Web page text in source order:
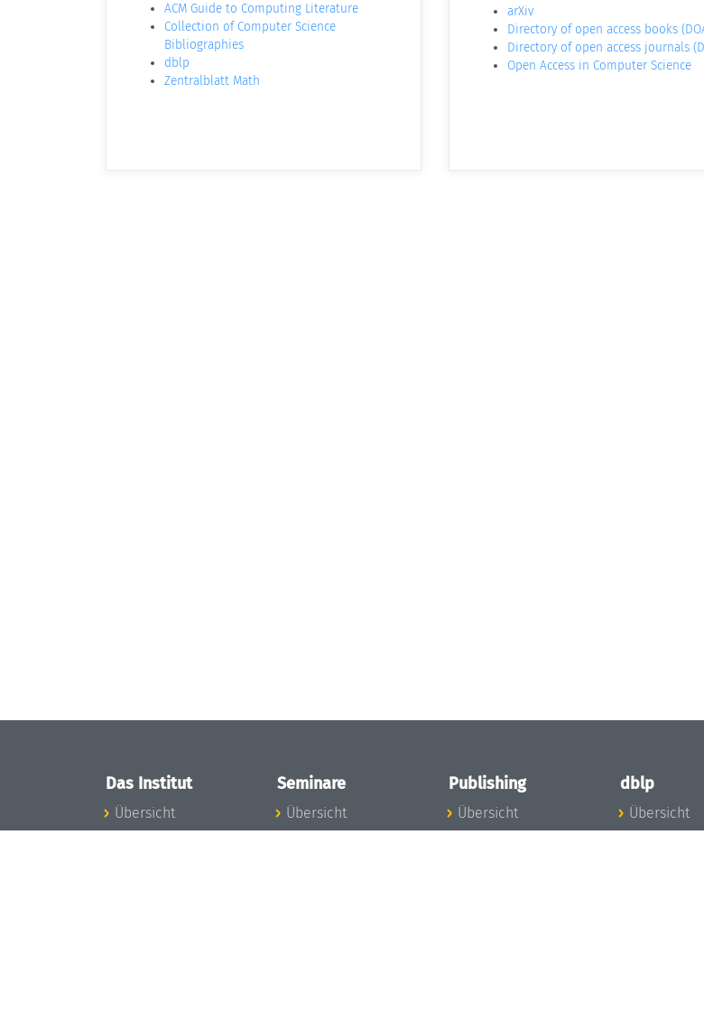
ACM Guide to Computing Literature
Collection of Computer Science
Bibliographies
dblp
Zentralblatt Math
arXiv
Directory of open access books
Directory of open access journals
Open Access in Computer Science
Das Institut
Übersicht
Seminare
Übersicht
Publishing
Übersicht
dblp
Übersicht